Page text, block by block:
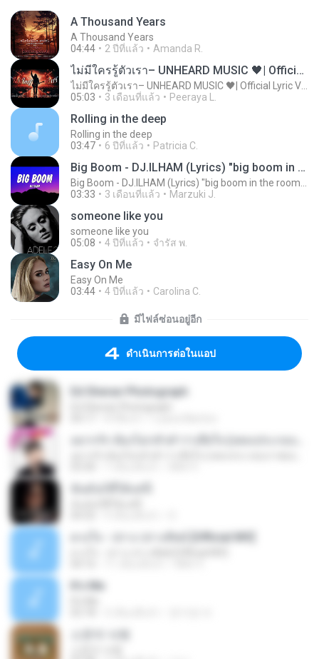
A Thousand Years
A Thousand Years
04:44
2 ปีที่แล้ว Amanda R.
ไม่มีใครรู้ตัวเรา– UNHEARD MUSIC 🖤| Official Lyric Video | เพลงสู้ชีวิต
05:03
3 เดือนที่แล้ว Peeraya L.
Rolling in the deep
Rolling in the deep
03:47
6 ปีที่แล้ว Patricia C.
Big Boom - DJ.ILHAM (Lyrics) "big boom in the room i go kaboom"
03:33
3 เดือนที่แล้ว Marzuki J.
someone like you
someone like you
05:08
4 ปีที่แล้ว จํารัส พ.
Easy On Me
Easy On Me
03:44
4 ปีที่แล้ว Carolina C.
มีไฟล์ซ่อนอยู่อีก
ดำเนินการต่อในแอป
Ed Sheran Photograph
ดวงใจ - ปราง ปรางทิพย์ [Official MV]
It′s Me